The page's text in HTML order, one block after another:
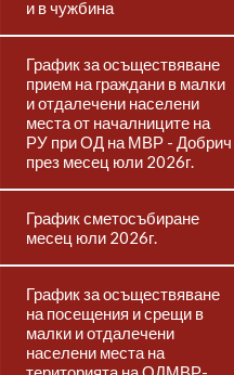
и в чужбина
График за осъществяване
прием на граждани в малки
и отдалечени населени
места от началниците на
РУ при ОД на МВР - Добрич
през месец юли 2026г.
График сметосъбиране
месец юли 2026г.
График за осъществяване
на посещения и срещи в
малки и отдалечени
населени места на